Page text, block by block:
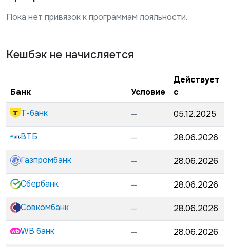
Пока нет привязок к программам лояльности.
Кешбэк не начисляется
Банк Условие
Действует
с
Т-банк
— 05.12.2025
ВТБ — 28.06.2026
Газпромбанк — 28.06.2026
Сбербанк — 28.06.2026
Совкомбанк — 28.06.2026
WB банк — 28.06.2026